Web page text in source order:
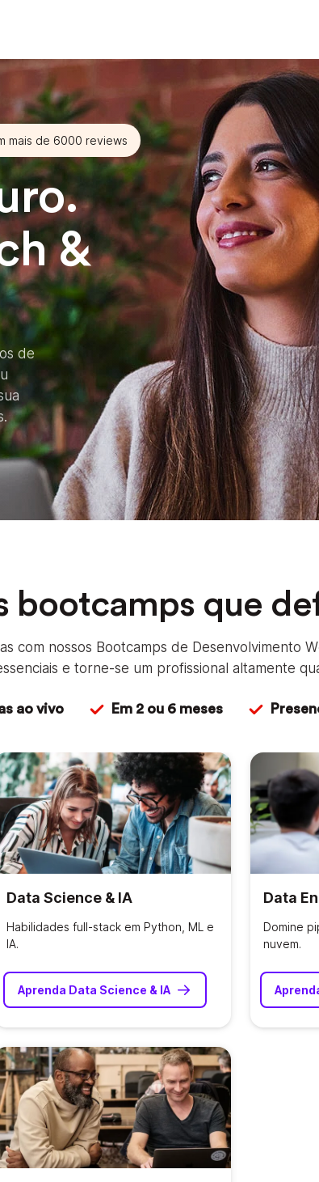
mais de 6000 reviews
&
de
bootcamps que
com nossos Bootcamps de Desenvolvimento
e torne-se um profissional altamente
ao vivo Em 2 ou 6 meses
Data Science & IA
Habilidades full-stack em Python, ML e
IA.
Aprenda Data Science & IA
Data
Domine
nuvem.